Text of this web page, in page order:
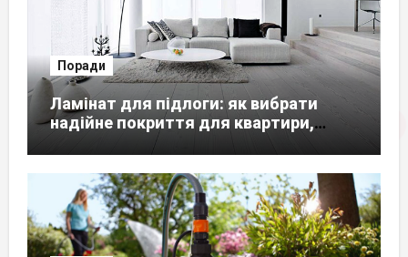
Поради
Ламінат для підлоги: як вибрати
надійне покриття для квартири,
будинку чи офісу